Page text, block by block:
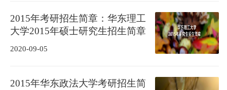
2015年考研招生简章：华东理工
大学2015年硕士研究生招生简章
2020-09-05
2015年华东政法大学考研招生简